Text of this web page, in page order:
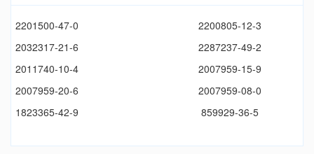
2201500-47-0
2200805-12-3
2032317-21-6
2287237-49-2
2011740-10-4
2007959-15-9
2007959-20-6
2007959-08-0
1823365-42-9
859929-36-5